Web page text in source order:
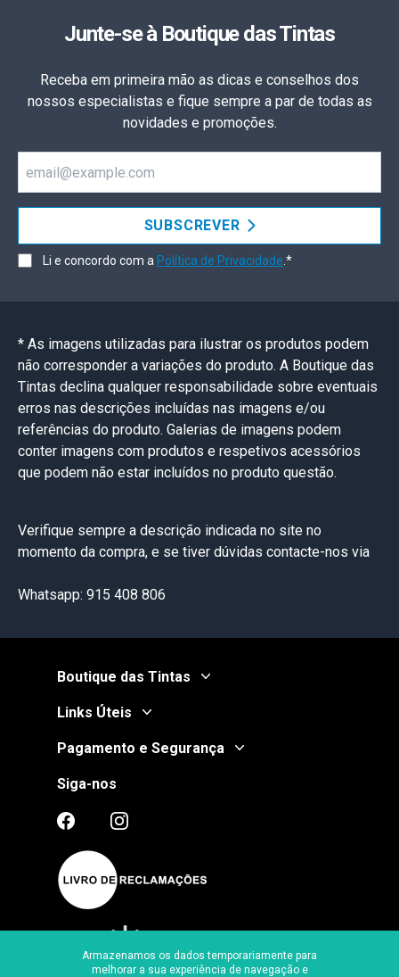
Junte-se à Boutique das Tintas
Receba em primeira mão as dicas e conselhos dos
nossos especialistas e fique sempre a par de todas as
novidades e promoções.
SUBSCREVER
Li e concordo com a Política de Privacidade .*
* As imagens utilizadas para ilustrar os produtos podem
não corresponder a variações do produto. A Boutique das
Tintas declina qualquer responsabilidade sobre eventuais
erros nas descrições incluídas nas imagens e/ou
referências do produto. Galerias de imagens podem
conter imagens com produtos e respetivos acessórios
que podem não estar incluídos no produto questão.
Verifique sempre a descrição indicada no site no
momento da compra, e se tiver dúvidas contacte-nos via
Whatsapp: 915 408 806
Armazenamos os dados temporariamente para
melhorar a sua experiência de navegação e
Boutique das Tintas
Links Úteis
Pagamento e Segurança
Siga-nos